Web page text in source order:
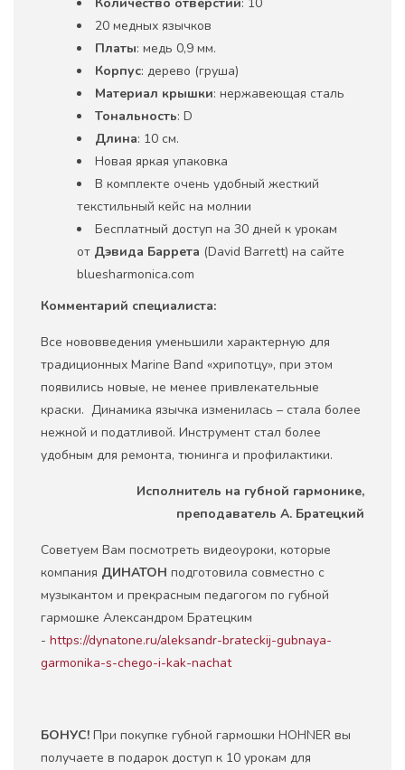
20 медных язычков
Платы: медь 0,9 мм.
Корпус: дерево (груша)
Материал крышки: нержавеющая сталь
Тональность: D
Длина: 10 см.
Новая яркая упаковка
В комплекте очень удобный жесткий
текстильный кейс на молнии
Бесплатный доступ на 30 дней к урокам
от Дэвида Баррета (David Barrett) на сайте
bluesharmonica.com
Комментарий специалиста:
Все нововведения уменьшили характерную для
традиционных Marine Band «хрипотцу», при этом
появились новые, не менее привлекательные
краски. Динамика язычка изменилась – стала более
нежной и податливой. Инструмент стал более
удобным для ремонта, тюнинга и профилактики.
Исполнитель на губной гармонике,
преподаватель А. Братецкий
Советуем Вам посмотреть видеоуроки, которые
компания ДИНАТОН подготовила совместно с
музыкантом и прекрасным педагогом по губной
гармошке Александром Братецким
- https://dynatone.ru/aleksandr-brateckij-gubnaya-
garmonika-s-chego-i-kak-nachat
БОНУС! При покупке губной гармошки HOHNER вы
получаете в подарок доступ к 10 урокам для